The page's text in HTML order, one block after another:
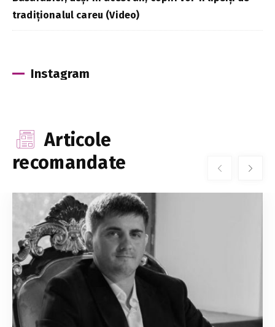
tradiționalul careu (Video)
Instagram
Articole
recomandate